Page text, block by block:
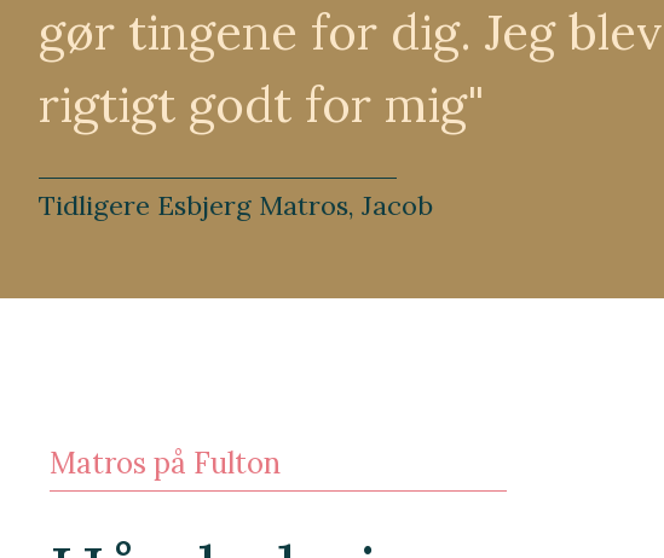
gør tingene for dig. Jeg
rigtigt godt for mig"
Tidligere Esbjerg Matros, Jacob
Matros på Fulton